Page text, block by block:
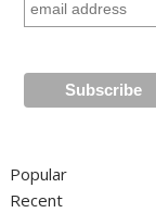
Popular
Recent